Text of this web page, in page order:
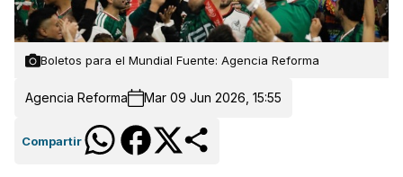
Boletos para el Mundial Fuente: Agencia Reforma
Agencia Reforma Mar 09 Jun 2026, 15:55
Compartir